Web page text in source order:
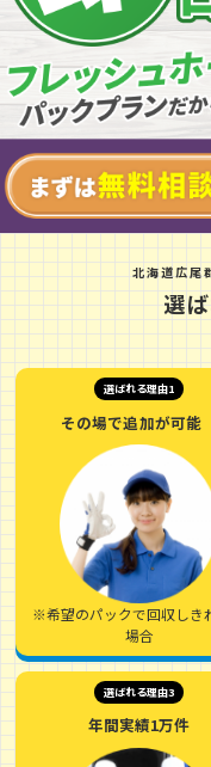
北海道広尾
選
選ばれる理由1
その場で追加が可能
※希望のパックで回収しき
場合
選ばれる理由3
年間実績1万件